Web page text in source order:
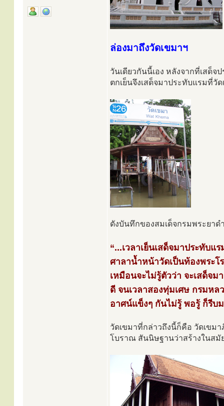
ล่องมาถึงวัดเขมาฯ
วันเดียวกันนี้เอง หลังจากที่เสด็
ตกเย็นจึงเสด็จมาประทับแรมที่วั
ดังบันทึกของสมเด็จกรมพระยาด
“...เวลาเย็นเสด็จมาประทับแ
ศาลาน้ำหน้าวัดเป็นท้องพระโ
เหมือนจะไม่รู้ตัวว่า จะเสด็จ
ดี จนเวลาสองทุ่มเศษ กรมหล
อาศน์แข็งๆ กันไม่รู้ พอรู้ ก็รีบ
วัดเขมาที่กล่าวถึงนี้ก็คือ วัดเขม
โบราณ สันนิษฐานว่าสร้างในสมั